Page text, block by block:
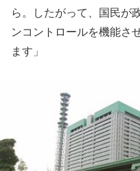
ら。したがって、国民が
ンコントロールを機能さ
ます」